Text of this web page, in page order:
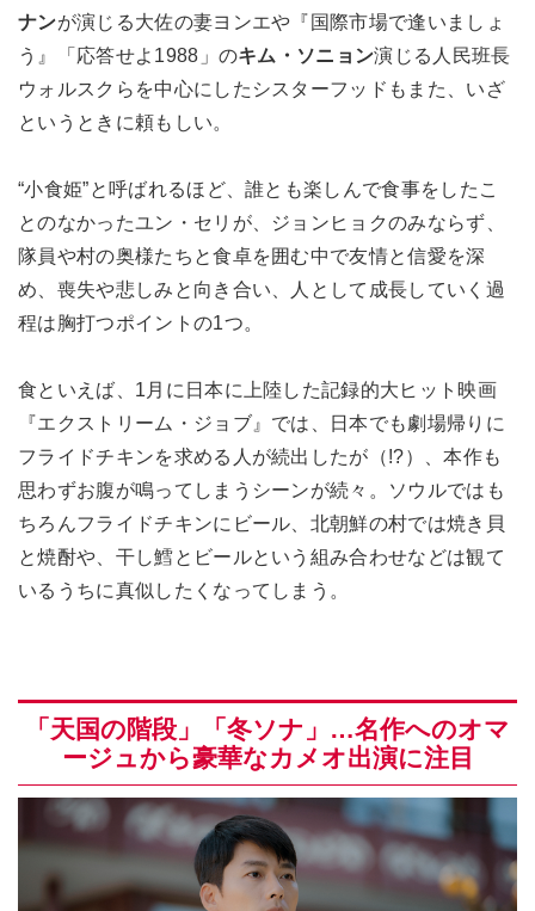
ナンが演じる大佐の妻ヨンエや『国際市場で逢いましょ
う』「応答せよ1988」のキム・ソニョン演じる人民班長
ウォルスクらを中心にしたシスターフッドもまた、いざ
というときに頼もしい。
“小食姫”と呼ばれるほど、誰とも楽しんで食事をしたこ
とのなかったユン・セリが、ジョンヒョクのみならず、
隊員や村の奥様たちと食卓を囲む中で友情と信愛を深
め、喪失や悲しみと向き合い、人として成長していく過
程は胸打つポイントの1つ。
食といえば、1月に日本に上陸した記録的大ヒット映画
『エクストリーム・ジョブ』では、日本でも劇場帰りに
フライドチキンを求める人が続出したが（!?）、本作も
思わずお腹が鳴ってしまうシーンが続々。ソウルではも
ちろんフライドチキンにビール、北朝鮮の村では焼き貝
と焼酎や、干し鱈とビールという組み合わせなどは観て
いるうちに真似したくなってしまう。
「天国の階段」「冬ソナ」…名作へのオマ
ージュから豪華なカメオ出演に注目